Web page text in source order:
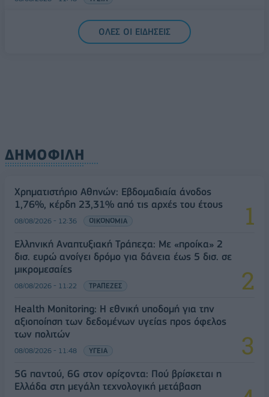
Ελληνική Αναπτυξιακή Τράπεζα: Με «προίκα» 2 δισ.
ευρώ ανοίγει δρόμο για δάνεια έως 5 δισ. σε
ΟΛΕΣ ΟΙ ΕΙΔΗΣΕΙΣ
ΔΗΜΟΦΙΛΗ
Χρηματιστήριο Αθηνών: Εβδομαδιαία άνοδος
1,76%, κέρδη 23,31% από τις αρχές του έτους
08/08/2026 - 12:36 ΟΙΚΟΝΟΜΙΑ
Ελληνική Αναπτυξιακή Τράπεζα: Με «προίκα» 2
δισ. ευρώ ανοίγει δρόμο για δάνεια έως 5 δισ. σε
μικρομεσαίες
08/08/2026 - 11:22 ΤΡΑΠΕΖΕΣ
Health Monitoring: Η εθνική υποδομή για την
αξιοποίηση των δεδομένων υγείας προς όφελος
των πολιτών
08/08/2026 - 11:48 ΥΓΕΙΑ
5G παντού, 6G στον ορίζοντα: Πού βρίσκεται η
Ελλάδα στη μεγάλη τεχνολογική μετάβαση